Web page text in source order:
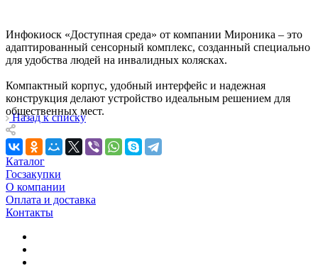
Инфокиоск «Доступная среда» от компании Мироника – это
адаптированный сенсорный комплекс, созданный специально
для удобства людей на инвалидных колясках.
Компактный корпус, удобный интерфейс и надежная
конструкция делают устройство идеальным решением для
общественных мест.
Назад к списку
Каталог
Госзакупки
О компании
Оплата и доставка
Контакты